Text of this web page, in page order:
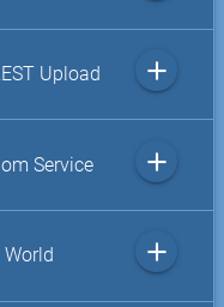
Upload add
Service add
add